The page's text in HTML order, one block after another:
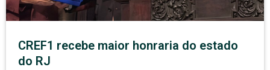
CREF1 recebe maior honraria do estado
do RJ